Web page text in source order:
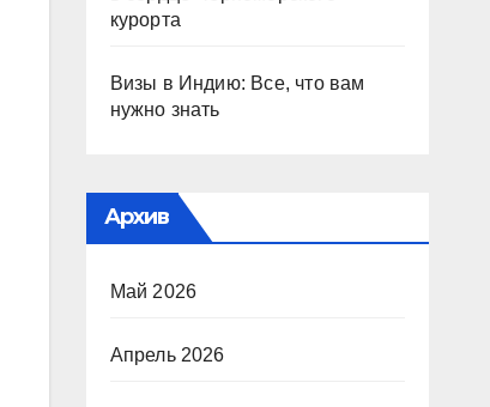
курорта
Визы в Индию: Все, что вам
нужно знать
Архив
Май 2026
Апрель 2026